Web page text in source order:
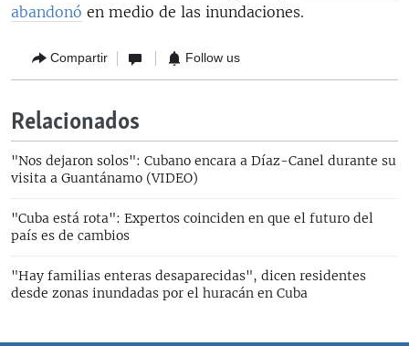
abandonó en medio de las inundaciones.
Compartir Follow us
Relacionados
"Nos dejaron solos": Cubano encara a Díaz-Canel durante su
visita a Guantánamo (VIDEO)
"Cuba está rota": Expertos coinciden en que el futuro del
país es de cambios
"Hay familias enteras desaparecidas", dicen residentes
desde zonas inundadas por el huracán en Cuba